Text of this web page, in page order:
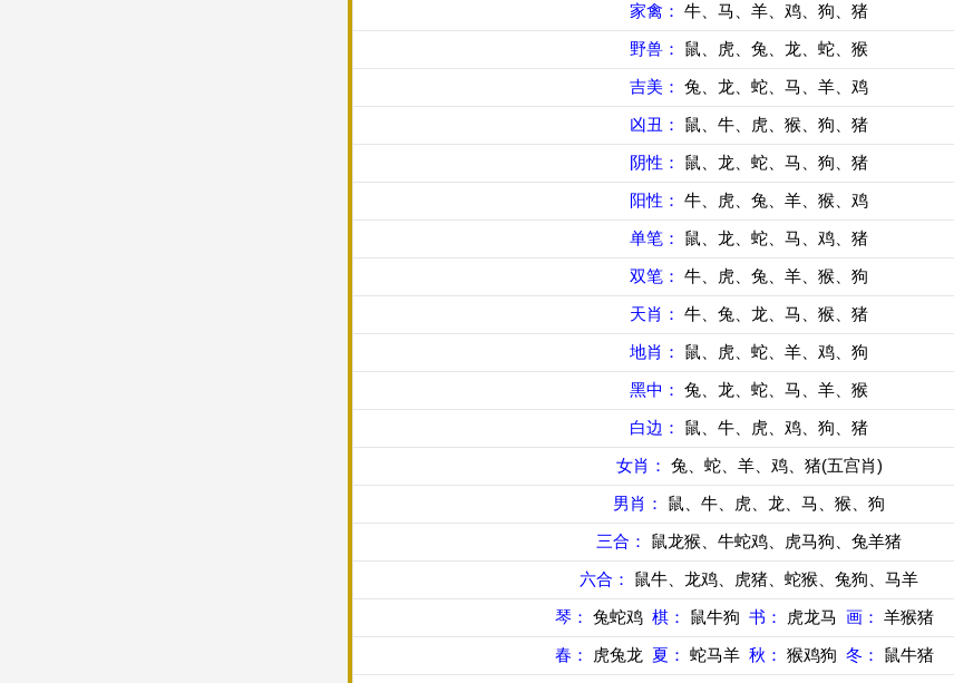
家禽： 牛、马、羊、鸡、狗、猪
野兽： 鼠、虎、兔、龙、蛇、猴
吉美： 兔、龙、蛇、马、羊、鸡
凶丑： 鼠、牛、虎、猴、狗、猪
阴性： 鼠、龙、蛇、马、狗、猪
阳性： 牛、虎、兔、羊、猴、鸡
单笔： 鼠、龙、蛇、马、鸡、猪
双笔： 牛、虎、兔、羊、猴、狗
天肖： 牛、兔、龙、马、猴、猪
地肖： 鼠、虎、蛇、羊、鸡、狗
黑中： 兔、龙、蛇、马、羊、猴
白边： 鼠、牛、虎、鸡、狗、猪
女肖： 兔、蛇、羊、鸡、猪(五宫肖)
男肖： 鼠、牛、虎、龙、马、猴、狗
三合： 鼠龙猴、牛蛇鸡、虎马狗、兔羊猪
六合： 鼠牛、龙鸡、虎猪、蛇猴、兔狗、马羊
琴： 兔蛇鸡 棋： 鼠牛狗 书： 虎龙马 画： 羊猴猪
春：
虎兔龙 夏： 蛇马羊 秋： 猴鸡狗 冬： 鼠牛猪